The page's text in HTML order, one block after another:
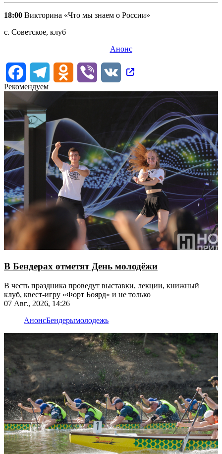
18:00 Викторина «Что мы знаем о России»
с. Советское, клуб
Анонс
FacebookTelegram Odnoklassniki
Viber
VK
Рекомендуем
В Бендерах отметят День молодёжи
В честь праздника проведут выставки, лекции, книжный
клуб, квест-игру «Форт Боярд» и не только
07 Авг., 2026, 14:26
АнонсБендерымолодежь